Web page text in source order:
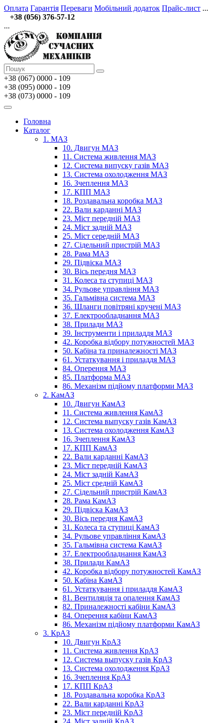
Оплата Гарантія Переваги Мобільний додаток Прайс-лист ...
+38 (056) 376-57-12
...
+38 (067) 0000 - 109
+38 (095) 0000 - 109
+38 (073) 0000 - 109
Головна
Каталог
1. МАЗ
10. Двигун МАЗ
11. Система живлення МАЗ
12. Система випуску газів МАЗ
13. Система охолодження МАЗ
16. Зчеплення МАЗ
17. КПП МАЗ
18. Роздавальна коробка МАЗ
22. Вали карданні МАЗ
23. Міст передній МАЗ
24. Міст задній МАЗ
25. Міст середній МАЗ
27. Сідельний пристрій МАЗ
28. Рама МАЗ
29. Підвіска МАЗ
30. Вісь передня МАЗ
31. Колеса та ступиці МАЗ
34. Рульове управління МАЗ
35. Гальмівна система МАЗ
36. Шланги повітряні кручені МАЗ
37. Електрообладнання МАЗ
38. Прилади МАЗ
39. Інструменти і приладдя МАЗ
42. Коробка відбору потужностей МАЗ
50. Кабіна та приналежності МАЗ
61. Устаткування і приладдя МАЗ
84. Оперення МАЗ
85. Платформа МАЗ
86. Механізм підйому платформи МАЗ
2. КамАЗ
10. Двигун КамАЗ
11. Система живлення КамАЗ
12. Система выпуску газів КамАЗ
13. Система охолодження КамАЗ
16. Зчеплення КамАЗ
17. КПП КамАЗ
22. Вали карданні КамАЗ
23. Міст передній КамАЗ
24. Міст задній КамАЗ
25. Міст средній КамАЗ
27. Сідельний пристрій КамАЗ
28. Рама КамАЗ
29. Підвіска КамАЗ
30. Вісь передня КамАЗ
31. Колеса та ступиці КамАЗ
34. Рульове управління КамАЗ
35. Гальмівна система КамАЗ
37. Електрообладнання КамАЗ
38. Прилади КамАЗ
42. Коробка відбору потужностей КамАЗ
50. Кабіна КамАЗ
61. Устаткування і приладдя КамАЗ
81. Вентиляція та опалення КамАЗ
82. Приналежності кабіни КамАЗ
84. Оперення кабіни КамАЗ
86. Механізм підйому платформи КамАЗ
3. КрАЗ
10. Двигун КрАЗ
11. Система живлення КрАЗ
12. Система выпуску газів КрАЗ
13. Система охолодження КрАЗ
16. Зчеплення КрАЗ
17. КПП КрАЗ
18. Роздавальна коробка КрАЗ
22. Вали карданні КрАЗ
23. Міст передній КрАЗ
24. Міст задній КрАЗ